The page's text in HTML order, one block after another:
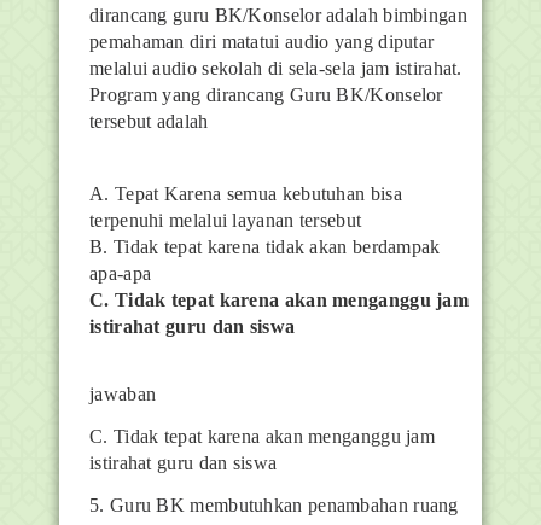
dirancang guru BK/Konselor adalah bimbingan
pemahaman diri matatui audio yang diputar
melalui audio sekolah di sela-sela jam istirahat.
Program yang dirancang Guru BK/Konselor
tersebut adalah
A. Tepat Karena semua kebutuhan bisa
terpenuhi melalui layanan tersebut
B. Tidak tepat karena tidak akan berdampak
apa-apa
C. Tidak tepat karena akan menganggu jam
istirahat guru dan siswa
jawaban
C. Tidak tepat karena akan menganggu jam
istirahat guru dan siswa
5. Guru BK membutuhkan penambahan ruang